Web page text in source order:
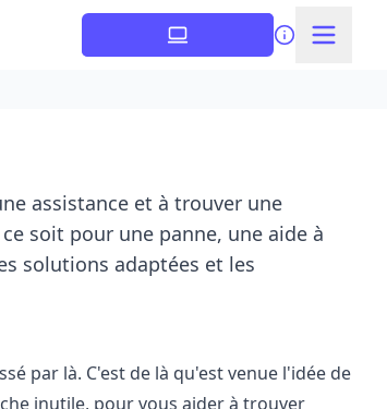
assistance et à trouver une
soit pour une panne, une aide à
solutions adaptées et les
par là. C'est de là qu'est venue l'idée de
inutile, pour vous aider à trouver